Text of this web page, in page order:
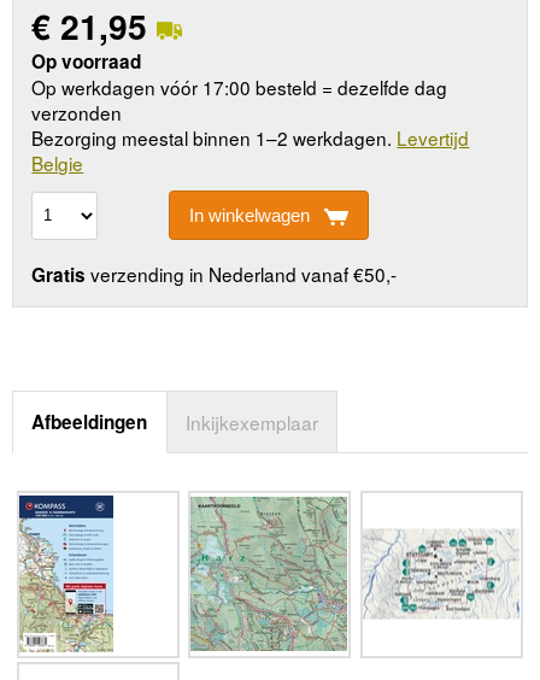
€ 21,95
Op voorraad
Op werkdagen vóór 17:00 besteld = dezelfde dag
verzonden
Bezorging meestal binnen 1–2 werkdagen. Levertijd
Belgie
In winkelwagen
Gratis verzending in Nederland vanaf €50,-
Afbeeldingen Inkijkexemplaar